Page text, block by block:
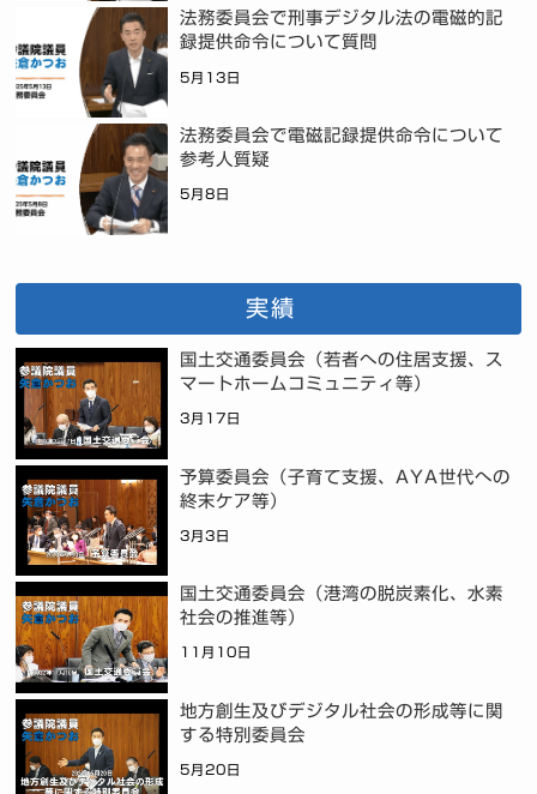
法務委員会で刑事デジタル法の電磁的記
録提供命令について質問
5月13日
法務委員会で電磁記録提供命令について
参考人質疑
5月8日
実績
国土交通委員会（若者への住居支援、ス
マートホームコミュニティ等）
3月17日
予算委員会（子育て支援、AYA世代への
終末ケア等）
3月3日
国土交通委員会（港湾の脱炭素化、水素
社会の推進等）
11月10日
地方創生及びデジタル社会の形成等に関
する特別委員会
5月20日